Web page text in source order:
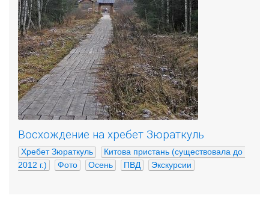
Восхождение на хребет Зюраткуль
Хребет Зюраткуль
Китова пристань (существовала до
2012 г.)
Фото Осень ПВД Экскурсии